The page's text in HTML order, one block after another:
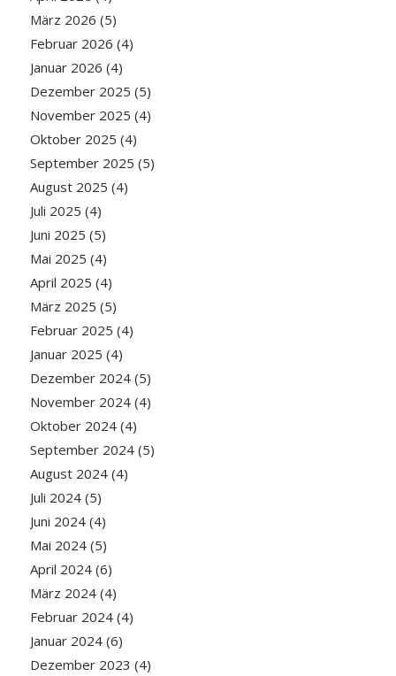
März 2026 (5)
Februar 2026 (4)
Januar 2026 (4)
Dezember 2025 (5)
November 2025 (4)
Oktober 2025 (4)
September 2025 (5)
August 2025 (4)
Juli 2025 (4)
Juni 2025 (5)
Mai 2025 (4)
April 2025 (4)
März 2025 (5)
Februar 2025 (4)
Januar 2025 (4)
Dezember 2024(5)
November 2024(4)
Oktober 2024(4)
September 2024(5)
August 2024(4)
Juli 2024(5)
Juni 2024(4)
Mai 2024(5)
April 2024(6)
März 2024(4)
Februar 2024(4)
Januar 2024(6)
Dezember 2023 (4)